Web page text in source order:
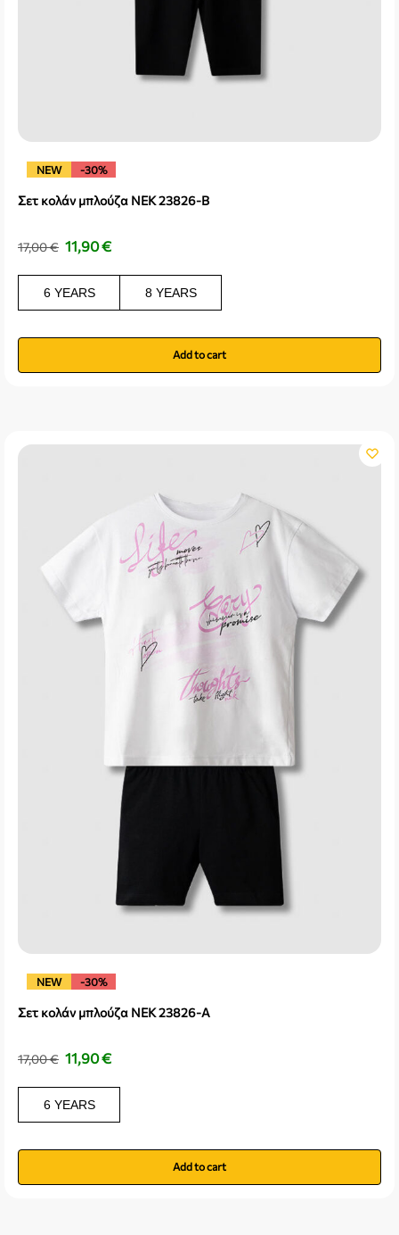
NEW -30%
Σετ κολάν μπλούζα NEK 23826-B
17,00€ 11,90€
6 YEARS 8 YEARS
Add to cart
NEW -30%
Σετ κολάν μπλούζα NEK 23826-A
17,00€ 11,90€
6 YEARS
Add to cart